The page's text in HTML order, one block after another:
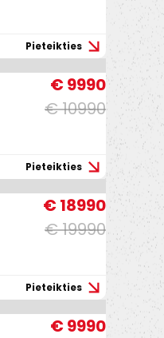
Pieteikties
€ 10990
€ 9990
Pieteikties
€ 19990
€ 18990
Pieteikties
€ 9990